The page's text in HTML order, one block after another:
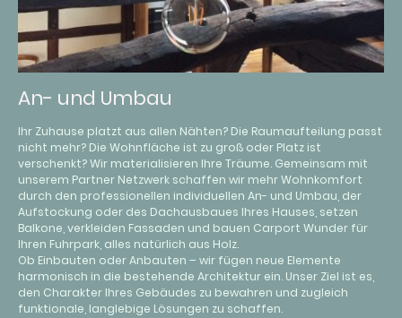
An- und Umbau
Ihr Zuhause platzt aus allen Nähten? Die Raumaufteilung passt
nicht mehr? Die Wohnfläche ist zu groß oder Platz ist
verschenkt? Wir materialisieren Ihre Träume. Gemeinsam mit
unserem Partner Netzwerk schaffen wir mehr Wohnkomfort
durch den professionellen individuellen An- und Umbau, der
Aufstockung oder des Dachausbaues Ihres Hauses, setzen
Balkone, verkleiden Fassaden und bauen Carport Wunder für
Ihren Fuhrpark, alles natürlich aus Holz.
Ob Einbauten oder Anbauten – wir fügen neue Elemente
harmonisch in die bestehende Architektur ein. Unser Ziel ist es,
den Charakter Ihres Gebäudes zu bewahren und zugleich
funktionale, langlebige Lösungen zu schaffen.